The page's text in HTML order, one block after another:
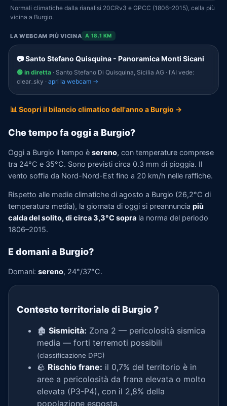
Normali climatiche dalla rianalisi 20CRv3 e GPCC (1806–2015), cella più
vicina a Burgio.
LA WEBCAM PIÙ VICINA A 18.1 KM
📷 Santo Stefano Quisquina - Panoramica Monti Sicani
🟢 in diretta · Santo Stefano Di Quisquina, Sicilia AG · l'AI vede:
clear_sky · apri la webcam →
📊 Scopri il bilancio climatico dell'anno a Burgio →
Che tempo fa oggi a Burgio?
Oggi a Burgio il tempo è sereno, con temperature comprese
tra 24°C e 35°C. Sono previsti circa 0.3 mm di pioggia. Il
vento soffia da Nord-Nord-Est fino a 20 km/h nelle raffiche.
Rispetto alle medie climatiche di agosto a Burgio (26,2°C di
temperatura media), la giornata di oggi si preannuncia più
calda del solito, di circa 3,3°C sopra la norma del periodo
1806–2015.
E domani a Burgio?
Domani: sereno, 24°/37°C.
Contesto territoriale di Burgio?
🏚️ Sismicità: Zona 2 — pericolosità sismica
media — forti terremoti possibili
(classificazione DPC)
🪨 Rischio frane: il 0,7% del territorio è in
aree a pericolosità da frana elevata o molto
elevata (P3-P4), con il 2,8% della
popolazione esposta.